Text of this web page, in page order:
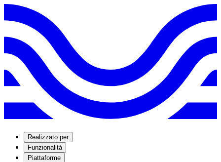
Realizzato per
Funzionalità
Piattaforme